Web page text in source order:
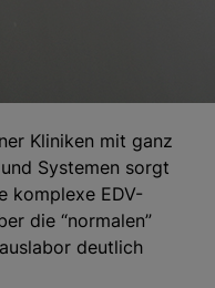
Kliniken mit ganz
Systemen sorgt
komplexe EDV-
die “normalen”
deutlich